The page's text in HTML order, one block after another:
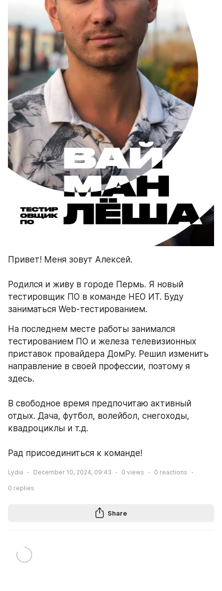
Привет! Меня зовут Алексей.
Родился и живу в городе Пермь. Я новый
тестировщик ПО в команде НЕО ИТ. Буду
заниматься Web-тестированием.
На последнем месте работы занимался
тестированием ПО и железа телевизионных
приставок провайдера ДомРу. Решил изменить
направление в своей профессии, поэтому я
здесь.
В свободное время предпочитаю активный
отдых. Дача, футбол, волейбол, снегоходы,
квадроциклы и т.д.
Рад присоединиться к команде!
Lydia December 10, 2024, 09:43 0 views 0 reactions
0 replies
Share